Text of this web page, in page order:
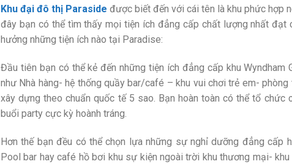
Khu đại đô thị Paraside được biết đến với cái tên là khu phức hợp
đây bạn có thể tìm thấy mọi tiện ích đẳng cấp chất lượng nhất đạt
hưởng những tiện ích nào tại Paradise:
Đầu tiên bạn có thể kẻ đến những tiện ích đẳng cấp khu
như Nhà hàng- hệ thống quầy bar/café – khu vui chơi trẻ em-
xây dựng theo chuẩn quốc tế 5 sao. Bạn hoàn toàn có thể tổ
buổi party cực kỳ hoành tráng.
Hơn thế bạn đều có thể chọn lựa những sự nghỉ dưỡng đẳng cấp
Pool bar hay café hồ bơi khu sự kiện ngoài trời khu thương mại-